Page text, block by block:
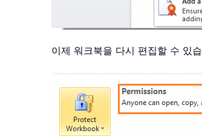
이제 워크북을 다시 편집할 수 있습